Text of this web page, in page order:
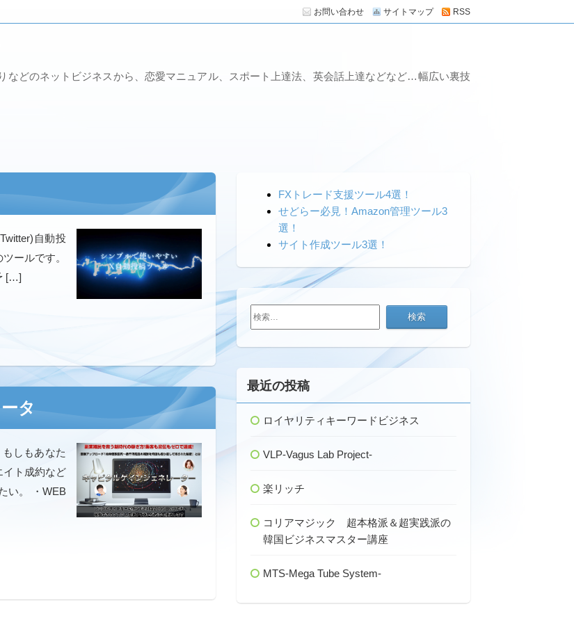
お問い合わせ サイトマップ RSS
などのネットビジネスから、恋愛マニュアル、スポート上達法、英会話上達などなど…幅広い裏技
自動投
ールです。
[…]
タ
しもあなた
イト成約など
い。 ・WEB
FXトレード支援ツール4選！
せどらー必見！Amazon管理ツール3
選！
サイト作成ツール3選！
検
索:
最近の投稿
ロイヤリティキーワードビジネス
VLP-Vagus Lab Project-
楽リッチ
コリアマジック 超本格派＆超実践派の
韓国ビジネスマスター講座
MTS-Mega Tube System-